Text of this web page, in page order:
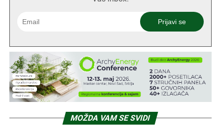
MOŽDA VAM SE SVIDI